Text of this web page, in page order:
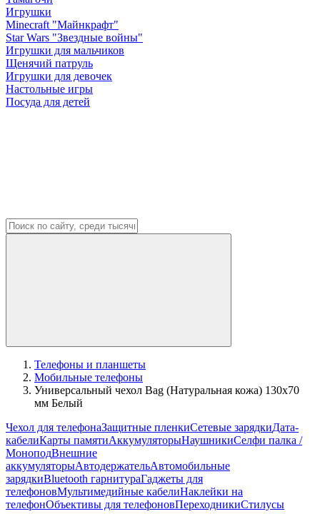
Игрушки
Minecraft "Майнкрафт"
Star Wars "Звездные войны"
Игрушки для мальчиков
Щенячий патруль
Игрушки для девочек
Настольные игры
Посуда для детей
Телефоны и планшеты
Мобильные телефоны
Универсальный чехол Bag (Натуральная кожа) 130x70
мм Белый
Чехол для телефонаЗащитные пленкиСетевые зарядкиДата-
кабелиКарты памятиАккумуляторыНаушникиСелфи палка /
МоноподВнешние
аккумуляторыАвтодержательАвтомобильные
зарядкиBluetooth гарнитураГаджеты для
телефоновМультимедийные кабелиНаклейки на
телефонОбъективы для телефоновПереходникиСтилусы